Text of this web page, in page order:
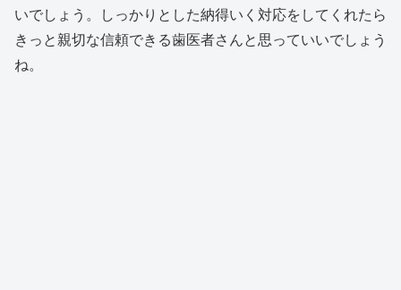
いでしょう。しっかりとした納得いく対応をしてくれたら
きっと親切な信頼できる歯医者さんと思っていいでしょう
ね。